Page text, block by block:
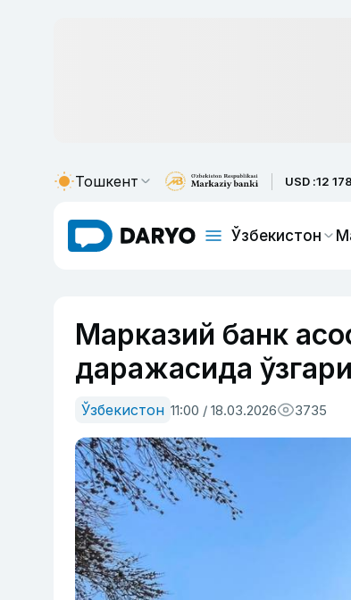
Тошкент USD :12
Ўзбекистон
Марказий банк
даражасида
Ўзбекистон 11:00 / 18.03.2026 3735